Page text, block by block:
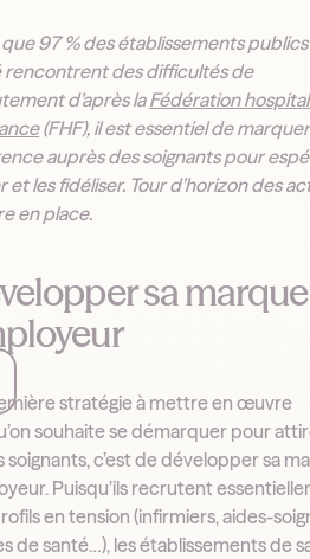
97 % des établissements
rencontrent des difficultés de
d’après laFédération
(FHF), il est essentiel de
auprès des soignants pour
et les fidéliser. Tour d’horizon des
en place.
sa marque
stratégie à mettre en œuvre
souhaite se démarquer pour
soignants, c’est de développer sa
Puisqu’ils recrutent
en tension (infirmiers, aides-
de santé…), les établissements de